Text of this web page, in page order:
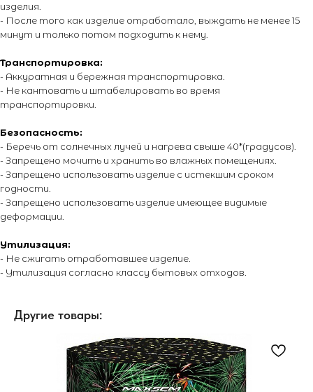
изделия.
- После того как изделие отработало, выждать не менее 15
минут и только потом подходить к нему.
Транспортировка:
- Аккуратная и бережная транспортировка.
- Не кантовать и штабелировать во время
транспортировки.
Безопасность:
- Беречь от солнечных лучей и нагрева свыше 40*(градусов).
- Запрещено мочить и хранить во влажных помещениях.
- Запрещено использовать изделие с истекшим сроком
годности.
- Запрещено использовать изделие имеющее видимые
деформации.
Утилизация:
- Не сжигать отработавшее изделие.
- Утилизация согласно классу бытовых отходов.
Другие товары:
только лицам достигшим 16 лет! Обращаем Ваше внимание на то,
что вся информация, размещенная на настоящем интернет-сайте,
носит исключительно информационный характер и ни при каких
Федерации. Для получения точной информации о стоимости
товаров и услуг, пожалуйста, обращайтесь к менеджерам
компании. Подробнее на отдельнойстранице.